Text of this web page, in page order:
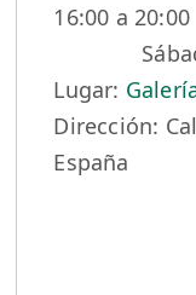
16:00 a 20:00
Sábado
Lugar:
Dirección:
España